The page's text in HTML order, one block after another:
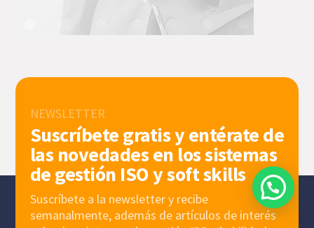
NEWSLETTER
Suscríbete gratis y entérate de
las novedades en los sistemas
de gestión ISO y soft skills
Suscríbete a la newsletter y recibe
semanalmente, además de artículos de interés